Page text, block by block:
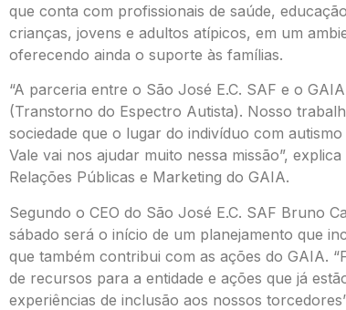
que conta com profissionais de saúde,
crianças, jovens e adultos atípicos, em um
oferecendo ainda o suporte às famílias.
“A parceria entre o São José E.C. SAF e o
(Transtorno do Espectro Autista). Nosso
sociedade que o lugar do indivíduo com
Vale vai nos ajudar muito nessa missão”,
Relações Públicas e Marketing do GAIA.
Segundo o CEO do São José E.C. SAF Bruno
sábado será o início de um planejamento que
que também contribui com as ações do GAIA.
de recursos para a entidade e ações que já
experiências de inclusão aos nossos